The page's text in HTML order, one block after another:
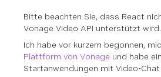
Bitte beachten Sie, dass React
Vonage Video API unterstützt wird.
Ich habe vor kurzem begonnen,
Plattform von Vonage und habe
Startanwendungen mit Video-